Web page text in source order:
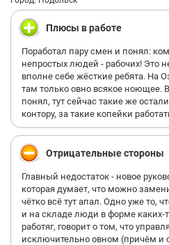
Плюсы в работе
Поработал пару смен и понял:
непростых людей - рабочих! Это
вполне себе жёсткие ребята. На
там только овно всякое ноющее.
понял, тут сейчас такие же
контору, за такие копейки
Отрицательные стороны
Главный недостаток - новое
которая думает, что можно
чётко всё тут апал. Одно уже то,
и на складе люди в форме каких-
работяг, говорит о том, что
исключительно овном (причём и